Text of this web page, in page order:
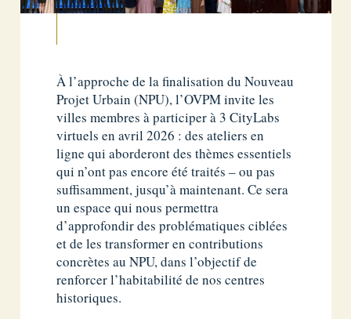
À l’approche de la finalisation du Nouveau
Projet Urbain (NPU), l’OVPM invite les
villes membres à participer à 3 CityLabs
virtuels en avril 2026 : des ateliers en
ligne qui aborderont des thèmes essentiels
qui n’ont pas encore été traités – ou pas
suffisamment, jusqu’à maintenant. Ce sera
un espace qui nous permettra
d’approfondir des problématiques ciblées
et de les transformer en contributions
concrètes au NPU, dans l’objectif de
renforcer l’habitabilité de nos centres
historiques.